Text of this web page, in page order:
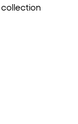
collection